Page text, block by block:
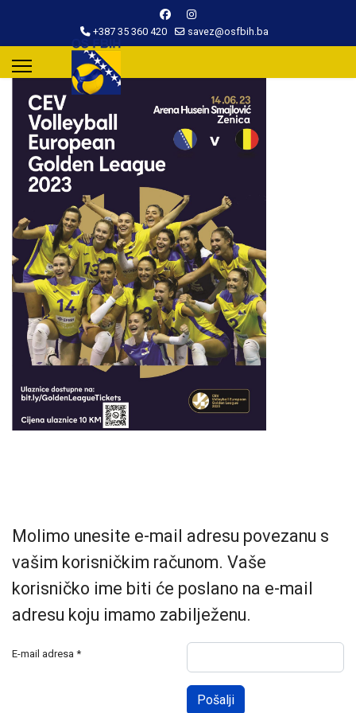
+387 35 360 420 savez@osfbih.ba
Molimo unesite e-mail adresu povezanu s
vašim korisničkim računom. Vaše
korisničko ime biti će poslano na e-mail
adresu koju imamo zabilježenu.
E-mail adresa *
Pošalji